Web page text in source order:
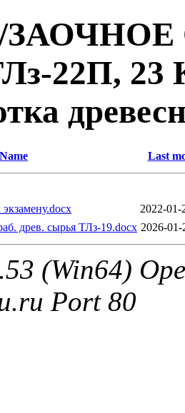
/ЗАОЧНОЕ
22П, 23
Name Last
2022-01-
древ. сырья ТЛз-19.docx 2026-01-
(Win64)
Port 80